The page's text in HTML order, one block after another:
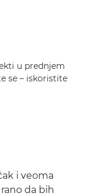
u prednjem
se – iskoristite
i veoma
da bih